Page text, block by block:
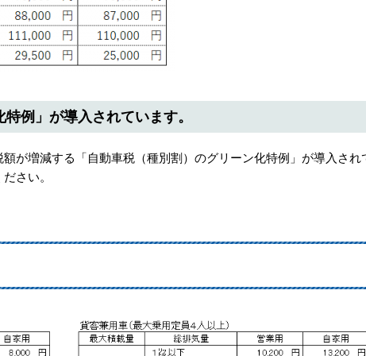
例」が導入されています。
が増減する「自動車税（種別割）のグリーン化特例」が導入され
さい。